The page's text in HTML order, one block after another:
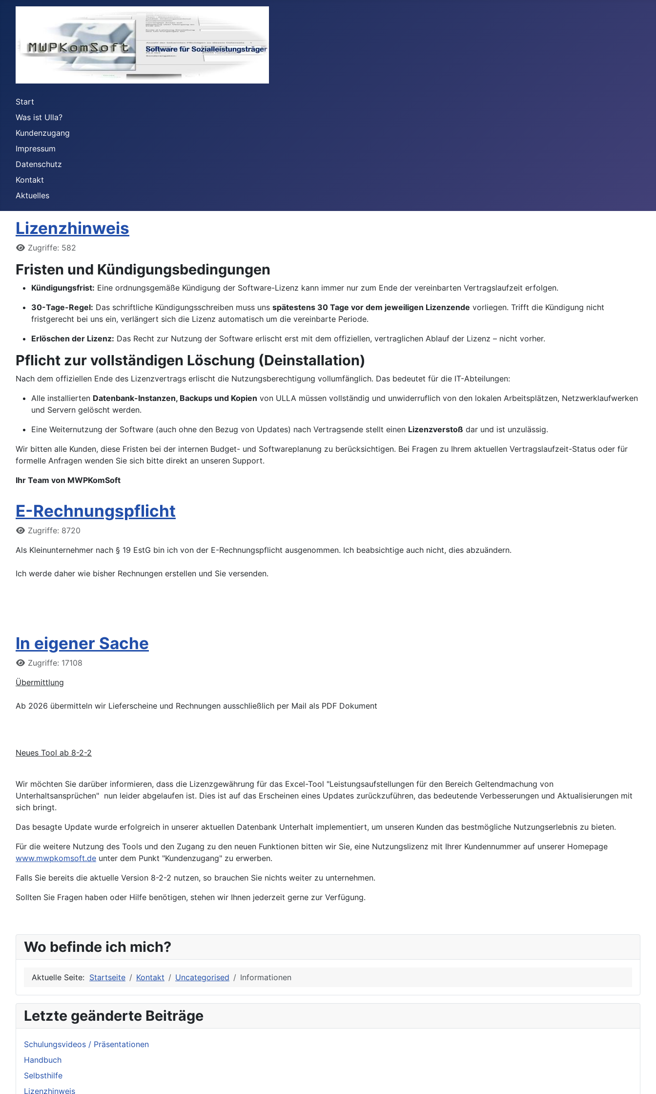
Start
Was ist Ulla?
Kundenzugang
Impressum
Datenschutz
Kontakt
Aktuelles
Lizenzhinweis
DetailsZugriffe: 582
Fristen und Kündigungsbedingungen
Kündigungsfrist: Eine ordnungsgemäße Kündigung der Software-Lizenz kann immer nur zum Ende der vereinbarten Vertragslaufzeit erfolgen.
30-Tage-Regel: Das schriftliche Kündigungsschreiben muss uns spätestens 30 Tage vor dem jeweiligen Lizenzende vorliegen. Trifft die Kündigung nicht
fristgerecht bei uns ein, verlängert sich die Lizenz automatisch um die vereinbarte Periode.
Erlöschen der Lizenz: Das Recht zur Nutzung der Software erlischt erst mit dem offiziellen, vertraglichen Ablauf der Lizenz – nicht vorher.
Pflicht zur vollständigen Löschung (Deinstallation)
Nach dem offiziellen Ende des Lizenzvertrags erlischt die Nutzungsberechtigung vollumfänglich. Das bedeutet für die IT-Abteilungen:
Alle installierten Datenbank-Instanzen, Backups und Kopien von ULLA müssen vollständig und unwiderruflich von den lokalen Arbeitsplätzen, Netzwerklaufwerken
und Servern gelöscht werden.
Eine Weiternutzung der Software (auch ohne den Bezug von Updates) nach Vertragsende stellt einen Lizenzverstoß dar und ist unzulässig.
Wir bitten alle Kunden, diese Fristen bei der internen Budget- und Softwareplanung zu berücksichtigen. Bei Fragen zu Ihrem aktuellen Vertragslaufzeit-Status oder für
formelle Anfragen wenden Sie sich bitte direkt an unseren Support.
Ihr Team von MWPKomSoft
E-Rechnungspflicht
DetailsZugriffe: 8720
Als Kleinunternehmer nach § 19 EstG bin ich von der E-Rechnungspflicht ausgenommen. Ich beabsichtige auch nicht, dies abzuändern.
Ich werde daher wie bisher Rechnungen erstellen und Sie versenden.
In eigener Sache
DetailsZugriffe: 17108
Übermittlung
Ab 2026 übermitteln wir Lieferscheine und Rechnungen ausschließlich per Mail als PDF Dokument
Neues Tool ab 8-2-2
Wir möchten Sie darüber informieren, dass die Lizenzgewährung für das Excel-Tool "Leistungsaufstellungen für den Bereich Geltendmachung von
Unterhaltsansprüchen" nun leider abgelaufen ist. Dies ist auf das Erscheinen eines Updates zurückzuführen, das bedeutende Verbesserungen und Aktualisierungen mit
sich bringt.
Das besagte Update wurde erfolgreich in unserer aktuellen Datenbank Unterhalt implementiert, um unseren Kunden das bestmögliche Nutzungserlebnis zu bieten.
Für die weitere Nutzung des Tools und den Zugang zu den neuen Funktionen bitten wir Sie, eine Nutzungslizenz mit Ihrer Kundennummer auf unserer Homepage
www.mwpkomsoft.de unter dem Punkt "Kundenzugang" zu erwerben.
Falls Sie bereits die aktuelle Version 8-2-2 nutzen, so brauchen Sie nichts weiter zu unternehmen.
Sollten Sie Fragen haben oder Hilfe benötigen, stehen wir Ihnen jederzeit gerne zur Verfügung.
Wo befinde ich mich?
Aktuelle Seite: Startseite Kontakt Uncategorised Informationen
Letzte geänderte Beiträge
Schulungsvideos / Präsentationen
Handbuch
Selbsthilfe
Lizenzhinweis